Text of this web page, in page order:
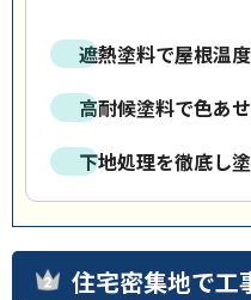
遮熱塗料で屋根温
高耐候塗料で色あ
下地処理を徹底し
住宅密集地で工